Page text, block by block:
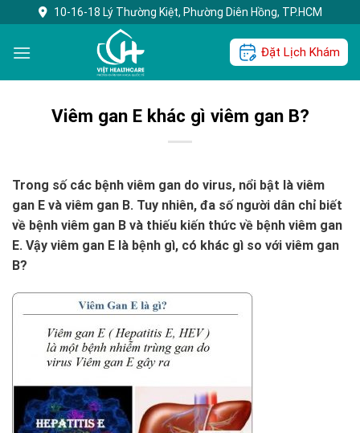
to
content
10-16-18 Lý Thường Kiệt, Phường Diên Hồng, TP.HCM
Đặt Lịch Khám
Viêm gan E khác gì viêm gan B?
Trong số các bệnh viêm gan do virus, nổi bật là viêm
gan E và viêm gan B. Tuy nhiên, đa số người dân chỉ biết
về bệnh viêm gan B và thiếu kiến thức về bệnh viêm gan
E. Vậy viêm gan E là bệnh gì, có khác gì so với viêm gan
B?